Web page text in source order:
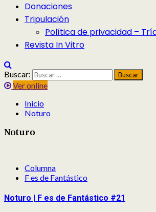
Donaciones
Tripulación
Política de privacidad –
Revista In Vitro
Buscar:
Ver online
Inicio
Noturo
Noturo
Columna
F es de Fantástico
Noturo | F es de Fantástico #21